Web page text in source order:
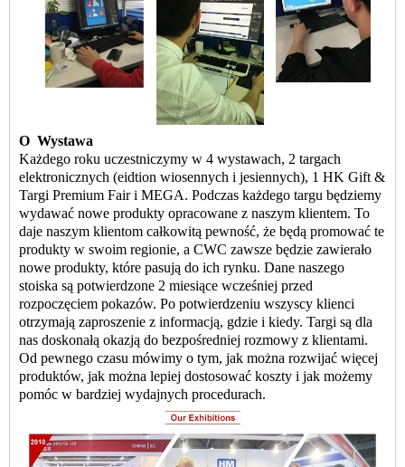
O Wystawa
Każdego roku uczestniczymy w 4 wystawach, 2 targach
elektronicznych (eidtion wiosennych i jesiennych), 1 HK Gift &
Targi Premium Fair i MEGA. Podczas każdego targu będziemy
wydawać nowe produkty opracowane z naszym klientem. To
daje naszym klientom całkowitą pewność, że będą promować te
produkty w swoim regionie, a CWC zawsze będzie zawierało
nowe produkty, które pasują do ich rynku. Dane naszego
stoiska są potwierdzone 2 miesiące wcześniej przed
rozpoczęciem pokazów. Po potwierdzeniu wszyscy klienci
otrzymają zaproszenie z informacją, gdzie i kiedy. Targi są dla
nas doskonałą okazją do bezpośredniej rozmowy z klientami.
Od pewnego czasu mówimy o tym, jak można rozwijać więcej
produktów, jak można lepiej dostosować koszty i jak możemy
pomóc w bardziej wydajnych procedurach.